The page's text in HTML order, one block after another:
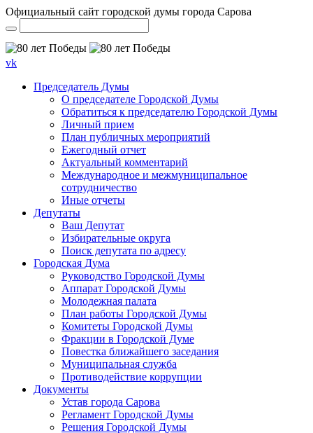
Официальный сайт городской думы города Сарова
vk
Председатель Думы
О председателе Городской Думы
Обратиться к председателю Городской Думы
Личный прием
План публичных мероприятий
Ежегодный отчет
Актуальный комментарий
Международное и межмуниципальное
сотрудничество
Иные отчеты
Депутаты
Ваш Депутат
Избирательные округа
Поиск депутата по адресу
Городская Дума
Руководство Городской Думы
Аппарат Городской Думы
Молодежная палата
План работы Городской Думы
Комитеты Городской Думы
Фракции в Городской Думе
Повестка ближайшего заседания
Муниципальная служба
Противодействие коррупции
Документы
Устав города Сарова
Регламент Городской Думы
Решения Городской Думы